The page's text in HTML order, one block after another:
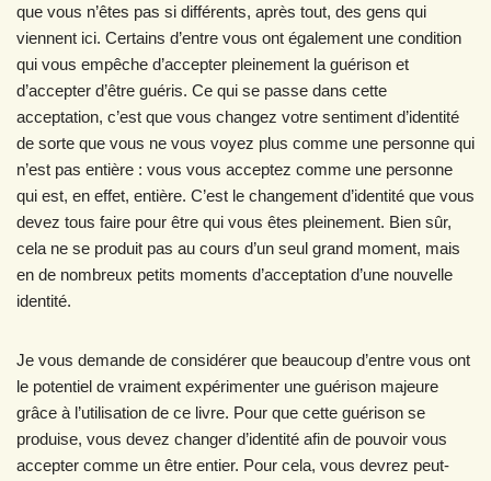
que vous n’êtes pas si différents, après tout, des gens qui
viennent ici. Certains d’entre vous ont également une condition
qui vous empêche d’accepter pleinement la guérison et
d’accepter d’être guéris. Ce qui se passe dans cette
acceptation, c’est que vous changez votre sentiment d’identité
de sorte que vous ne vous voyez plus comme une personne qui
n’est pas entière : vous vous acceptez comme une personne
qui est, en effet, entière. C’est le changement d’identité que vous
devez tous faire pour être qui vous êtes pleinement. Bien sûr,
cela ne se produit pas au cours d’un seul grand moment, mais
en de nombreux petits moments d’acceptation d’une nouvelle
identité.
Je vous demande de considérer que beaucoup d’entre vous ont
le potentiel de vraiment expérimenter une guérison majeure
grâce à l’utilisation de ce livre. Pour que cette guérison se
produise, vous devez changer d’identité afin de pouvoir vous
accepter comme un être entier. Pour cela, vous devrez peut-